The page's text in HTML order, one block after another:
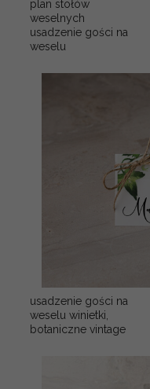
plan stołów
weselnych
usadzenie gości na
weselu
usadzenie gości na
weselu winietki,
botaniczne vintage